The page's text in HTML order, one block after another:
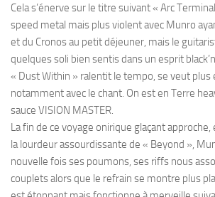
Cela s’énerve sur le titre suivant « Arc
speed metal mais plus violent avec Munro
et du Cronos au petit déjeuner, mais le
quelques soli bien sentis dans un esprit
« Dust Within » ralentit le tempo, se veut plus
notamment avec le chant. On est en Terre
sauce VISION MASTER.
La fin de ce voyage onirique glaçant
la lourdeur assourdissante de « Beyond »,
nouvelle fois ses poumons, ses riffs nous
couplets alors que le refrain se montre plus